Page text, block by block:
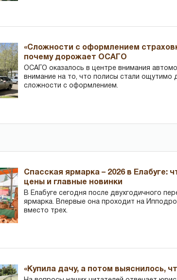
«Сложности с оформлением
почему дорожает ОСАГО
ОСАГО оказалось в центре внимания
внимание на то, что полисы стали ощутимо
сложности с оформлением.
Спасская ярмарка – 2026 в Елабуге:
цены и главные новинки
В Елабуге сегодня после двухгодичного
ярмарка. Впервые она проходит на
вместо трех.
«Купила дачу, а потом выяснилось,